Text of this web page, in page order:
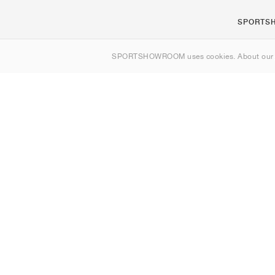
SPORTSHOWROOM uses cookies. About our
Kontakt